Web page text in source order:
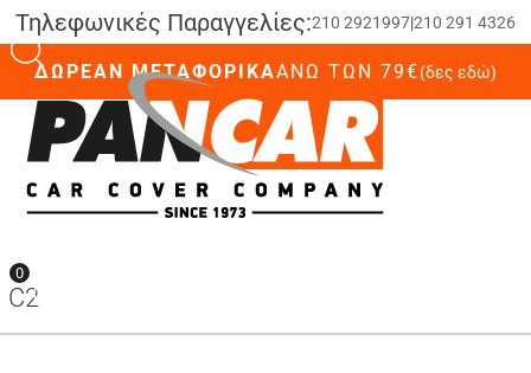
Τηλεφωνικές Παραγγελίες:210 2921997|210 291 4326
ΔΩΡΕΑΝ ΜΕΤΑΦΟΡΙΚΑΆΝΩ ΤΩΝ 79€(δες εδώ)
0
C2